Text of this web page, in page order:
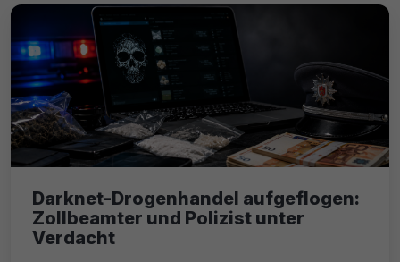
Darknet-Drogenhandel aufgeflogen:
Zollbeamter und Polizist unter
Verdacht